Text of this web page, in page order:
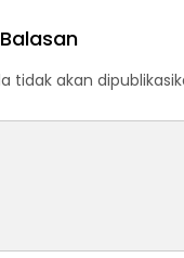
tidak akan